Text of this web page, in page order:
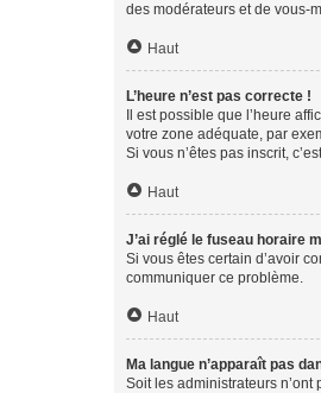
des modérateurs et de vous-
Haut
L’heure n’est pas correcte !
Il est possible que l’heure
votre zone adéquate, par
Si vous n’êtes pas inscrit,
Haut
J’ai réglé le fuseau horaire
Si vous êtes certain d’avoir
communiquer ce problème.
Haut
Ma langue n’apparaît pas
Soit les administrateurs